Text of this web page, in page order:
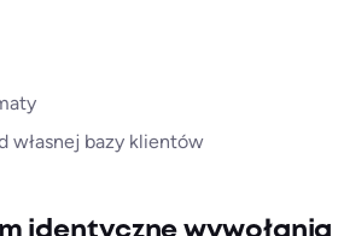
własnej bazy klientów
identyczne wywołania